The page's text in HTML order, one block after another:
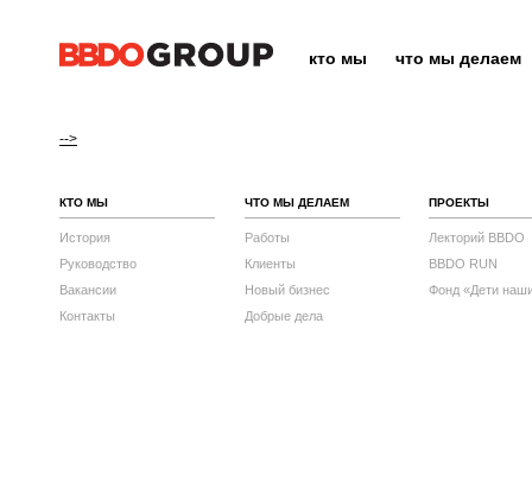
кто мы что мы делаем
-->
КТО МЫ
История
Руководство
Вакансии
Контакты
ЧТО МЫ ДЕЛАЕМ
Работы
Клиенты
Новый бизнес
Добрые дела
ПРОЕКТЫ
Лекторий BBDO
BBDO RUN
Фонд «Дети